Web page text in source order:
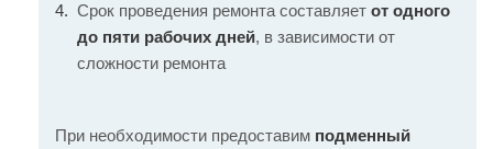
Срок проведения ремонта составляет от одного
до пяти рабочих дней, в зависимости от
сложности ремонта
При необходимости предоставим подменный